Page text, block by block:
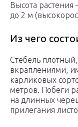
Высота
до 2 м
Из чего
Стебель
вкраплениями,
карликовых
метров. Побеги
на длинных
прилегания